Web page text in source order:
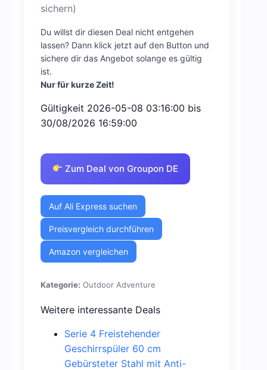
sichern)
Du willst dir diesen Deal nicht entgehen
lassen? Dann klick jetzt auf den Button und
sichere dir das Angebot solange es gültig
ist.
Nur für kurze Zeit!
Gültigkeit 2026-05-08 03:16:00 bis
30/08/2026 16:59:00
Zum Deal von Groupon DE
Auf Ali Express suchen
Preisvergleich durchführen
Amazon vergleichen
Kategorie: Outdoor Adventure
Weitere interessante Deals
Serie 4 Freistehender
Geschirrspüler 60 cm
Gebürsteter Stahl mit Anti-